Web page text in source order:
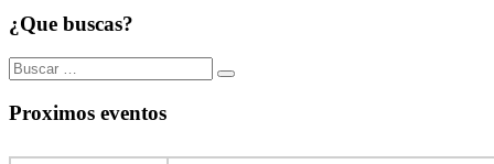
¿Que buscas?
Buscar:
Proximos eventos